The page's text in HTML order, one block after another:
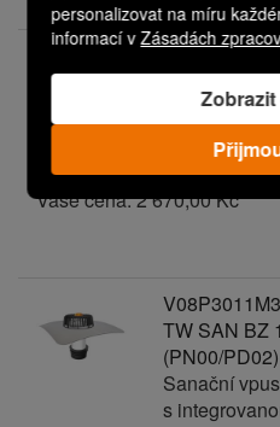
personalizovat na míru
informací vZásadách
TW SAN BZ
(PN00/PD01)
Sanační
s
Vaše cena:2 670,00 Kč
TW SAN BZ
(PN00/PD02)
Sanační
s